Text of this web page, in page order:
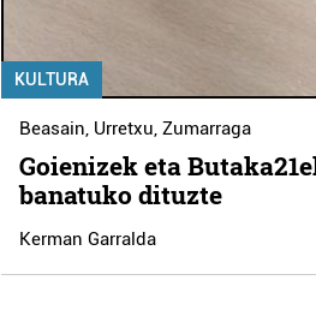
KULTURA
Beasain, Urretxu,Zumarraga
Goienizek eta
banatuko dituzte
Kerman Garralda